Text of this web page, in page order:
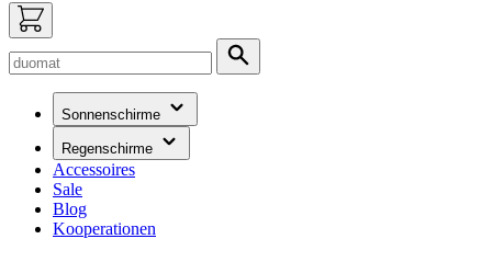
Sonnenschirme
(hat
Untermenü)
Regenschirme
(hat
Accessoires
Sale
Blog
Kooperationen